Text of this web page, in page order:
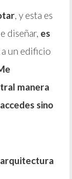
, y esta es
diseñar, es
a un edificio
manera
sino
arquitectura